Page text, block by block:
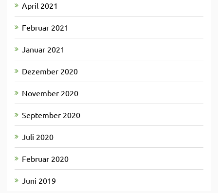
April 2021
Februar 2021
Januar 2021
Dezember 2020
November 2020
September 2020
Juli 2020
Februar 2020
Juni 2019